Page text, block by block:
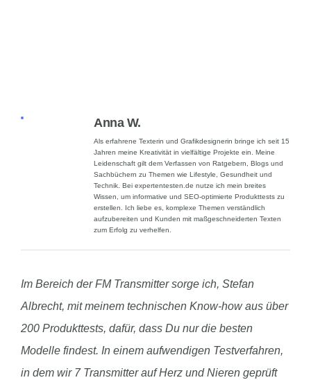
Anna W.
Als erfahrene Texterin und Grafikdesignerin bringe ich seit 15
Jahren meine Kreativität in vielfältige Projekte ein. Meine
Leidenschaft gilt dem Verfassen von Ratgebern, Blogs und
Sachbüchern zu Themen wie Lifestyle, Gesundheit und
Technik. Bei expertentesten.de nutze ich mein breites
Wissen, um informative und SEO-optimierte Produkttests zu
erstellen. Ich liebe es, komplexe Themen verständlich
aufzubereiten und Kunden mit maßgeschneiderten Texten
zum Erfolg zu verhelfen.
Im Bereich der FM Transmitter sorge ich, Stefan
Albrecht, mit meinem technischen Know-how aus über
200 Produkttests, dafür, dass Du nur die besten
Modelle findest. In einem aufwendigen Testverfahren,
in dem wir 7 Transmitter auf Herz und Nieren geprüft